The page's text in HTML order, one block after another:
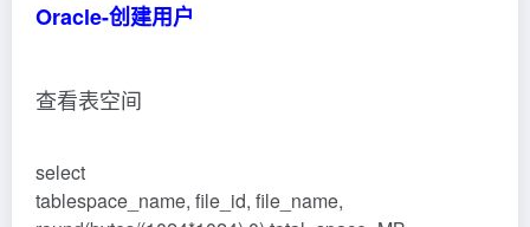
Oracle-创建用户
查看表空间
select
tablespace_name, file_id, file_name,